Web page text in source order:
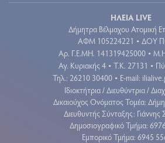
ΗΛΕΙΑ LIVE
Δήμητρα Βέλμαχου Ατομική
ΑΦΜ 105224221 • ΔΟΥ
Aρ. Γ.Ε.ΜΗ. 141319425000 •
Αγ. Κυριακής 4 • Τ.Κ. 27131 •
Τηλ.: 26210 30400 • E-mail:
Ιδιοκτήτρια / Διευθύντρια /
Δικαιούχος Ονόματος Τομέα:
Διευθυντής Σύνταξης:
Δημοσιογραφικό Τμήμα:
Εμπορικό Τμήμα: 6945